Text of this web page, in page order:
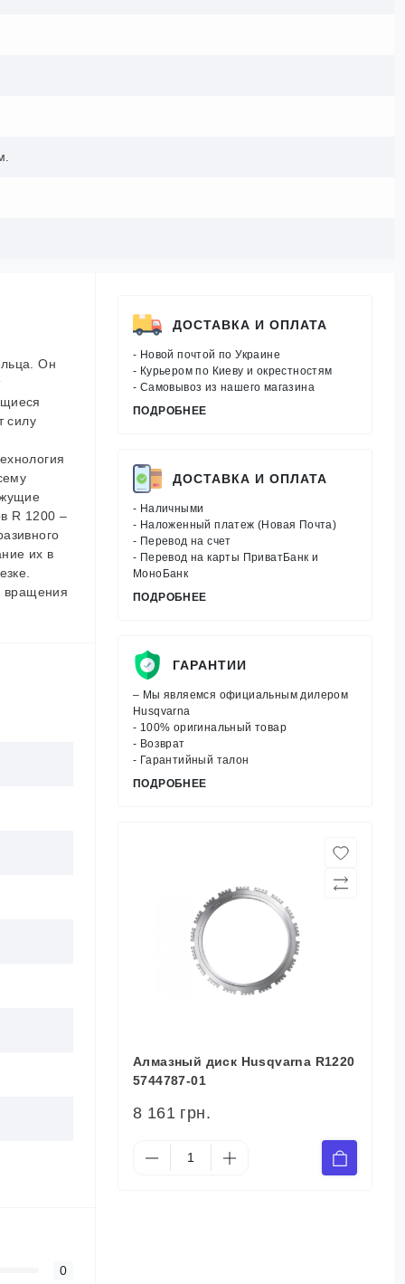
Он
силу
R 1200 –
их в
вращения
0
ДОСТАВКА И ОПЛАТА
- Новой почтой по Украине
- Курьером по Киеву и окрестностям
- Самовывоз из нашего магазина
ПОДРОБНЕЕ
ДОСТАВКА И ОПЛАТА
- Наличными
- Наложенный платеж (Новая Почта)
- Перевод на счет
- Перевод на карты ПриватБанк и
МоноБанк
ПОДРОБНЕЕ
ГАРАНТИИ
– Мы являемся официальным дилером
Husqvarna
- 100% оригинальный товар
- Возврат
- Гарантийный талон
ПОДРОБНЕЕ
Алмазный диск Husqvarna R1220
5744787-01
8 161 грн.